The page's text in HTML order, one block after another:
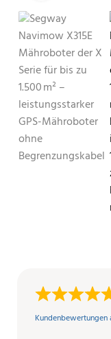
Kundenbewertungen